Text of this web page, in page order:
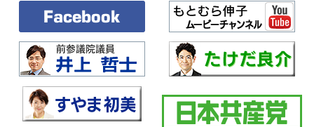
が、まだ依然として差異は大きくございまして、その是正については大
変重要な課題だと認識をしております。
このため、これまでも女性活躍推進法等に基づく取組を進めてきたとこ
ろでございますが、今般、男女間賃金差異の情報公表の強化等を盛り込
んだ女性活躍推進法の改正法案をこの国会に提出すべく、今準備を進め
ているところでございます。
委員御指摘がございましたように、女性が多く働く医療、福祉分野にお
きまして賃上げが行われることは、男女間の賃金格差の縮小にもつなが
り得るものであると考えています。